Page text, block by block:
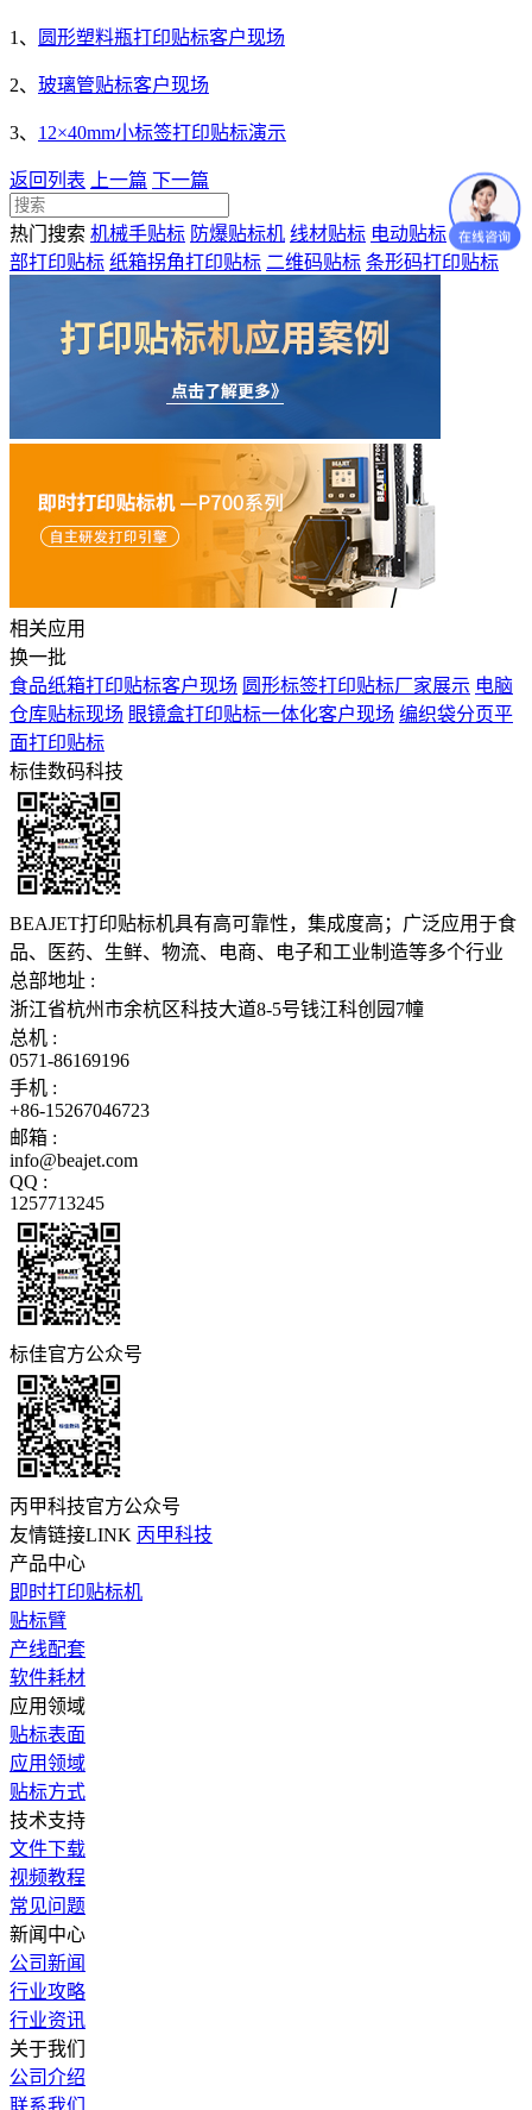
1、 圆形塑料瓶打印贴标客户现场
2、 玻璃管贴标客户现场
3、 12×40mm小标签打印贴标演示
返回列表 上一篇 下一篇
热门搜索 机械手贴标 防爆贴标机 线材贴标 电动贴标 纸盒顶
部打印贴标 纸箱拐角打印贴标 二维码贴标 条形码打印贴标
相关应用
换一批
食品纸箱打印贴标客户现场 圆形标签打印贴标厂家展示 电脑
仓库贴标现场 眼镜盒打印贴标一体化客户现场 编织袋分页平
面打印贴标
标佳数码科技
BEAJET打印贴标机具有高可靠性，集成度高；广泛应用于食
品、医药、生鲜、物流、电商、电子和工业制造等多个行业
总部地址 :
浙江省杭州市余杭区科技大道8-5号钱江科创园7幢
总机 :
0571-86169196
手机 :
+86-15267046723
邮箱 :
info@beajet.com
QQ :
1257713245
标佳官方公众号
丙甲科技官方公众号
友情链接LINK 丙甲科技
产品中心
即时打印贴标机
贴标臂
产线配套
软件耗材
应用领域
贴标表面
应用领域
贴标方式
技术支持
文件下载
视频教程
常见问题
新闻中心
公司新闻
行业攻略
行业资讯
关于我们
公司介绍